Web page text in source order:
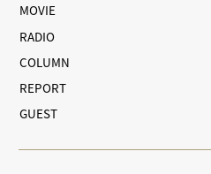
MOVIE
RADIO
COLUMN
REPORT
GUEST